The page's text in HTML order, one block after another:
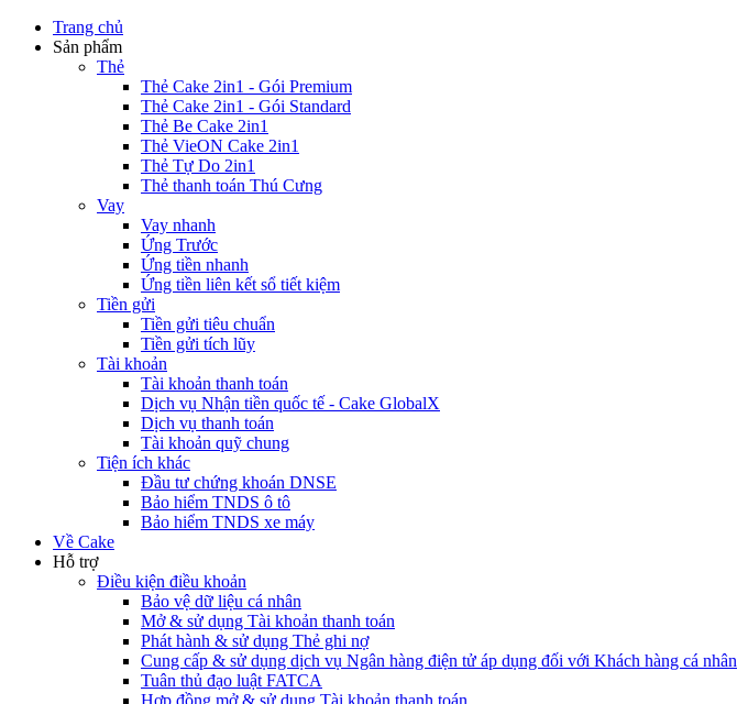
Trang chủ
Sản phẩm
Thẻ
Thẻ Cake 2in1 - Gói Premium
Thẻ Cake 2in1 - Gói Standard
Thẻ Be Cake 2in1
Thẻ VieON Cake 2in1
Thẻ Tự Do 2in1
Thẻ thanh toán Thú Cưng
Vay
Vay nhanh
Ứng Trước
Ứng tiền nhanh
Ứng tiền liên kết sổ tiết kiệm
Tiền gửi
Tiền gửi tiêu chuẩn
Tiền gửi tích lũy
Tài khoản
Tài khoản thanh toán
Dịch vụ Nhận tiền quốc tế - Cake GlobalX
Dịch vụ thanh toán
Tài khoản quỹ chung
Tiện ích khác
Đầu tư chứng khoán DNSE
Bảo hiểm TNDS ô tô
Bảo hiểm TNDS xe máy
Về Cake
Hỗ trợ
Điều kiện điều khoản
Bảo vệ dữ liệu cá nhân
Mở & sử dụng Tài khoản thanh toán
Phát hành & sử dụng Thẻ ghi nợ
Cung cấp & sử dụng dịch vụ Ngân hàng điện tử áp dụng đối với Khách hàng cá nhân
Tuân thủ đạo luật FATCA
Hợp đồng mở & sử dụng Tài khoản thanh toán